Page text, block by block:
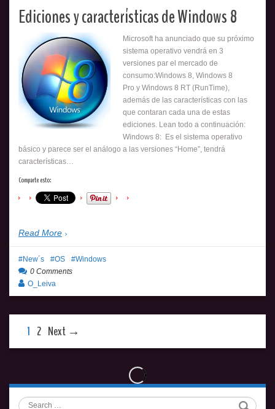
Ediciones y características de Windows 8
Microsoft ha anunciado que su próximo
sistema operativo vendrá en 3
versiones par el mercado de
consumo:Windows 8, Windows 8
Pro y Windows 8 RT (RunTime),
además de las características con las
que contaran cada una de estas
ediciones. Lean todo a continuación:
Windows 8: Es el sistema operativo
básico y parece ser el análogo a las versiones “Home”, tendrá
características…
Comparte esto:
Read More
New´s OS
Windows
0 Comments
O_Leiva
1 2 Next →
Search